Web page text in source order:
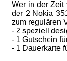
Wer in der Zeit
der 2 Nokia
zum regulären
- 2 speziell
- 1 Gutschein
- 1 Dauerkarte